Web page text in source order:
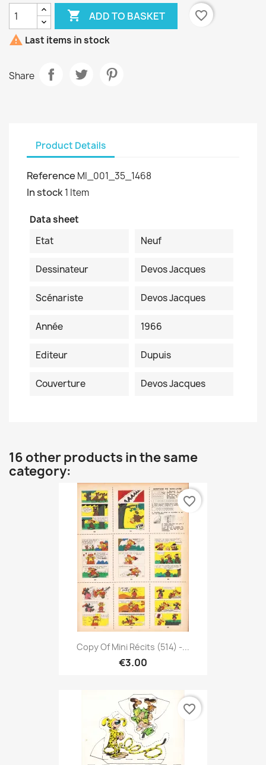
 ADD TO BASKET
favorite_border
 Last items in stock
Share
Product Details
Reference MI_001_35_1468
In stock1 Item
Data sheet
Etat
Neuf
Dessinateur Devos Jacques
Scénariste Devos Jacques
Année 1966
Editeur Dupuis
Couverture Devos Jacques
16 other products in the same
category:
Copy Of Mini Récits (514) -...
€3.00
favorite_border
favorite_border